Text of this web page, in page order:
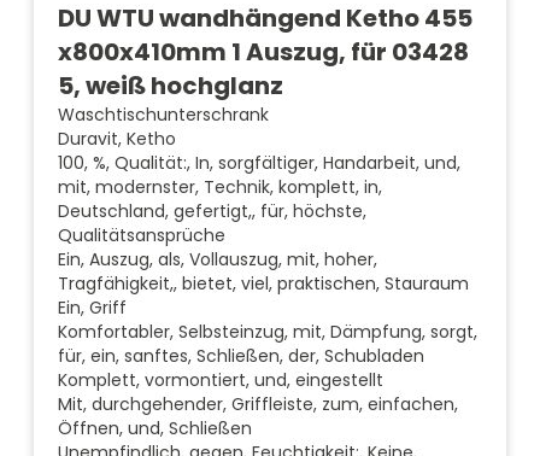
DU WTU wandhängend Ketho 455
x800x410mm 1 Auszug, für 03428
5, weiß hochglanz
Waschtischunterschrank
Duravit, Ketho
100, %, Qualität:, In, sorgfältiger, Handarbeit, und,
mit, modernster, Technik, komplett, in,
Deutschland, gefertigt,, für, höchste,
Qualitätsansprüche
Ein, Auszug, als, Vollauszug, mit, hoher,
Tragfähigkeit,, bietet, viel, praktischen, Stauraum
Ein, Griff
Komfortabler, Selbsteinzug, mit, Dämpfung, sorgt,
für, ein, sanftes, Schließen, der, Schubladen
Komplett, vormontiert, und, eingestellt
Mit, durchgehender, Griffleiste, zum, einfachen,
Öffnen, und, Schließen